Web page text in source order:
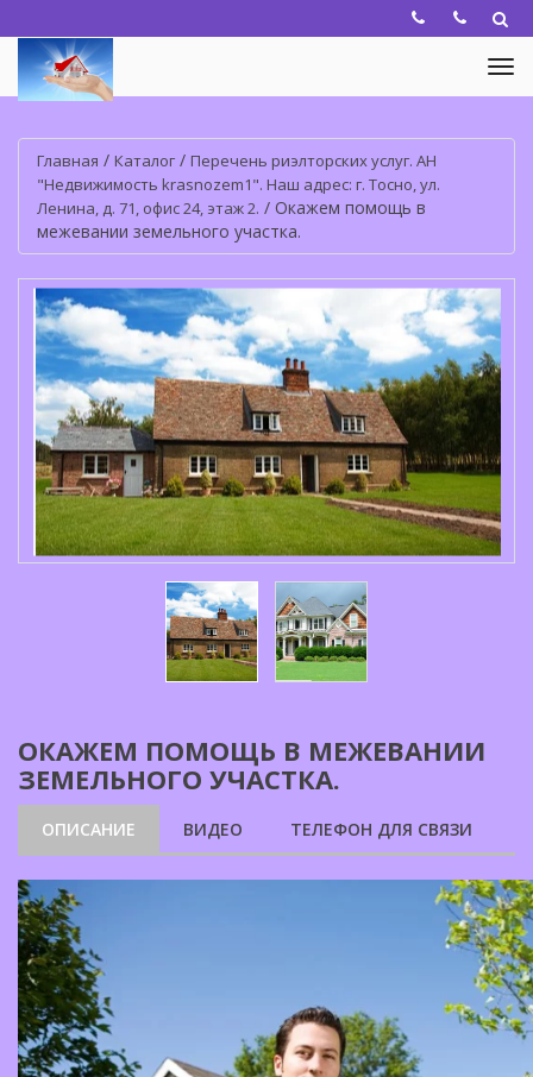
Главная / Каталог / Перечень риэлторских услуг. АН
"Недвижимость krasnozem1". Наш адрес: г. Тосно, ул.
Ленина, д. 71, офис 24, этаж 2. / Окажем помощь в
межевании земельного участка.
ОКАЖЕМ ПОМОЩЬ В МЕЖЕВАНИИ
ЗЕМЕЛЬНОГО УЧАСТКА.
ОПИСАНИЕ ВИДЕО ТЕЛЕФОН ДЛЯ СВЯЗИ